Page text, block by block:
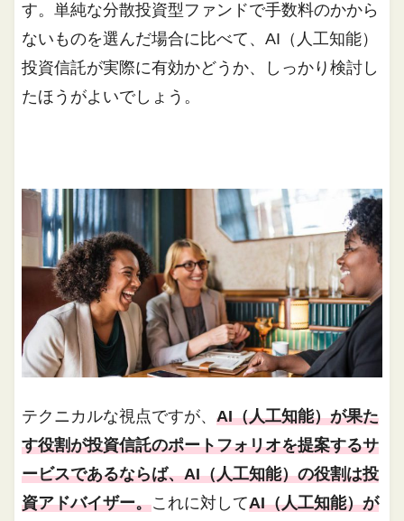
す。単純な分散投資型ファンドで手数料のかから
ないものを選んだ場合に比べて、AI（人工知能）
投資信託が実際に有効かどうか、しっかり検討し
たほうがよいでしょう。
テクニカルな視点ですが、AI（人工知能）が果た
す役割が投資信託のポートフォリオを提案するサ
ービスであるならば、AI（人工知能）の役割は投
資アドバイザー。これに対してAI（人工知能）が